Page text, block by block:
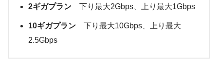
2ギガプラン 下り最大2Gbps、上り最大1Gbps
10ギガプラン 下り最大10Gbps、上り最大
2.5Gbps